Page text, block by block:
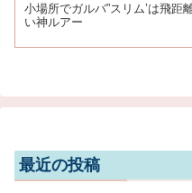
小場所でガルバ”スリム’は飛距
い神ルアー
最近の投稿